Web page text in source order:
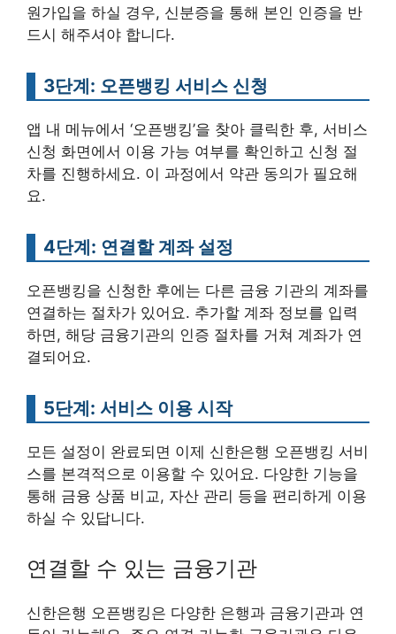
원가입을 하실 경우, 신분증을 통해 본인 인증을 반
드시 해주셔야 합니다.
3단계: 오픈뱅킹 서비스 신청
앱 내 메뉴에서 ‘오픈뱅킹’을 찾아 클릭한 후, 서비스
신청 화면에서 이용 가능 여부를 확인하고 신청 절
차를 진행하세요. 이 과정에서 약관 동의가 필요해
요.
4단계: 연결할 계좌 설정
오픈뱅킹을 신청한 후에는 다른 금융 기관의 계좌를
연결하는 절차가 있어요. 추가할 계좌 정보를 입력
하면, 해당 금융기관의 인증 절차를 거쳐 계좌가 연
결되어요.
5단계: 서비스 이용 시작
모든 설정이 완료되면 이제 신한은행 오픈뱅킹 서비
스를 본격적으로 이용할 수 있어요. 다양한 기능을
통해 금융 상품 비교, 자산 관리 등을 편리하게 이용
하실 수 있답니다.
연결할 수 있는 금융기관
신한은행 오픈뱅킹은 다양한 은행과 금융기관과 연